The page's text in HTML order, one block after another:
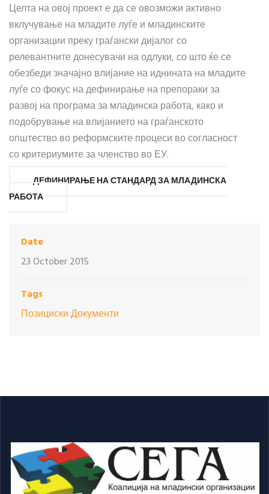
Целта на овој проект е да се овозможи активно
вклучување на младите луѓе и младинските
организации преку граѓански дијалог со
релевантните донесувачи на одлуки, со што ќе се
обезбеди значајно влијание на иднината на младите
луѓе со фокус на дефинирање на препораки за
развој на програма за младинска работа, како и
подобрување на влијанието на граѓанското
општество во реформските процеси во согласност
со критериумите за членство во ЕУ.
ДЕФИНИРАЊЕ НА СТАНДАРД ЗА МЛАДИНСКА
РАБОТА
Date
23 October 2015
Tags
Позициски Документи